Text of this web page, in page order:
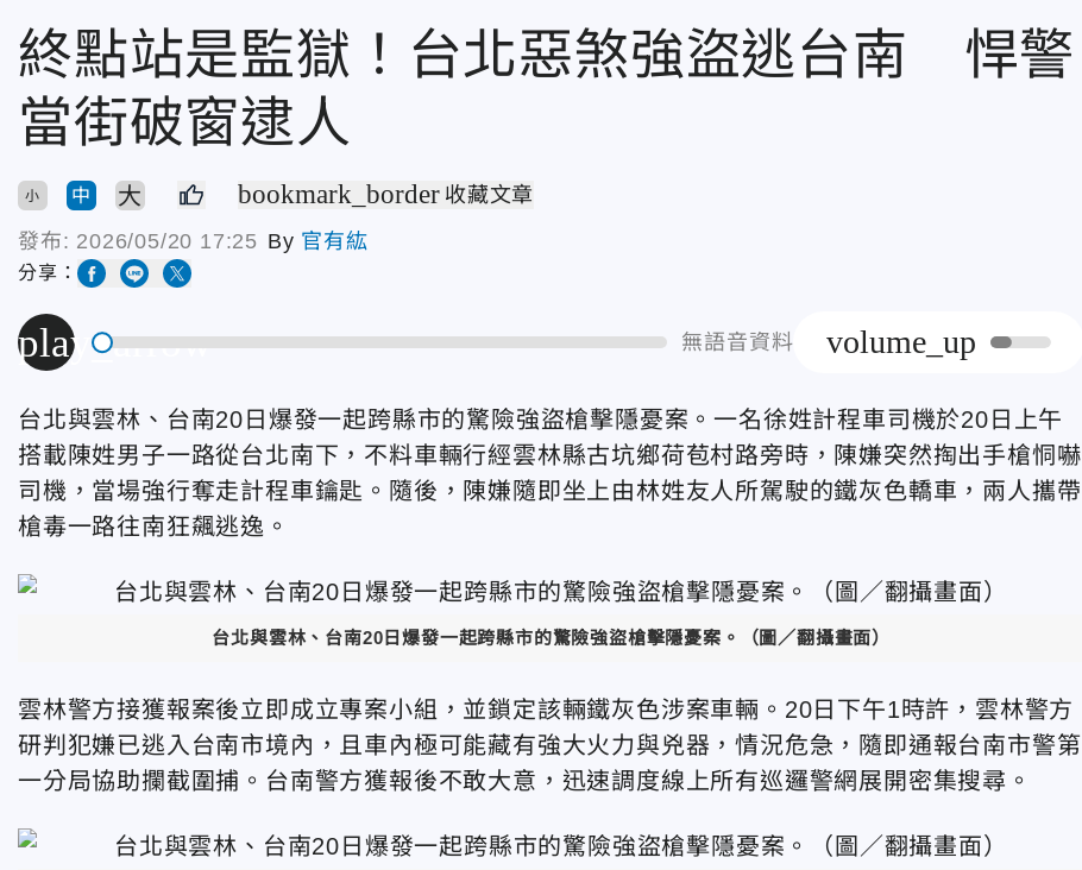
終點站是監獄！台北惡煞強盜逃台南 悍警
當街破窗逮人
小 中 大 bookmark_border 收藏文章
發布: 2026/05/20 17:25 By 官有紘
分享：
play_arrow 無語音資料 volume_up
台北與雲林、台南20日爆發一起跨縣市的驚險強盜槍擊隱憂案。一名徐姓計程車司機於20日上午
搭載陳姓男子一路從台北南下，不料車輛行經雲林縣古坑鄉荷苞村路旁時，陳嫌突然掏出手槍恫嚇
司機，當場強行奪走計程車鑰匙。隨後，陳嫌隨即坐上由林姓友人所駕駛的鐵灰色轎車，兩人攜帶
槍毒一路往南狂飆逃逸。
台北與雲林、台南20日爆發一起跨縣市的驚險強盜槍擊隱憂案。（圖／翻攝畫面）
雲林警方接獲報案後立即成立專案小組，並鎖定該輛鐵灰色涉案車輛。20日下午1時許，雲林警方
研判犯嫌已逃入台南市境內，且車內極可能藏有強大火力與兇器，情況危急，隨即通報台南市警第
一分局協助攔截圍捕。台南警方獲報後不敢大意，迅速調度線上所有巡邏警網展開密集搜尋。